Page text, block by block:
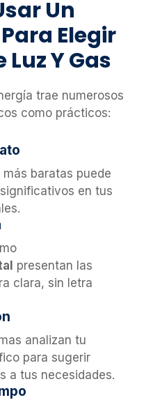
Un
Elegir
Y Gas
trae numerosos
como prácticos:
baratas puede
en tus
presentan las
clara, sin letra
analizan tu
para sugerir
a tus necesidades.